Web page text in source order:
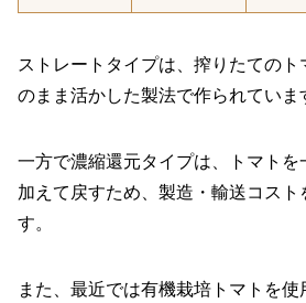
ストレートタイプは、搾りたての
のまま活かした製法で作られていま
一方で濃縮還元タイプは、トマト
加えて戻すため、製造・輸送コスト
す。
また、最近では有機栽培トマトを